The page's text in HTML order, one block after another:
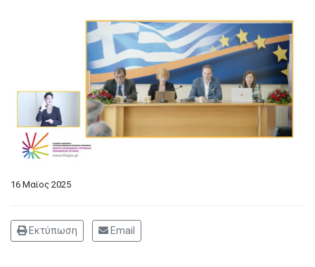
16 Μαϊος 2025
Εκτύπωση Email